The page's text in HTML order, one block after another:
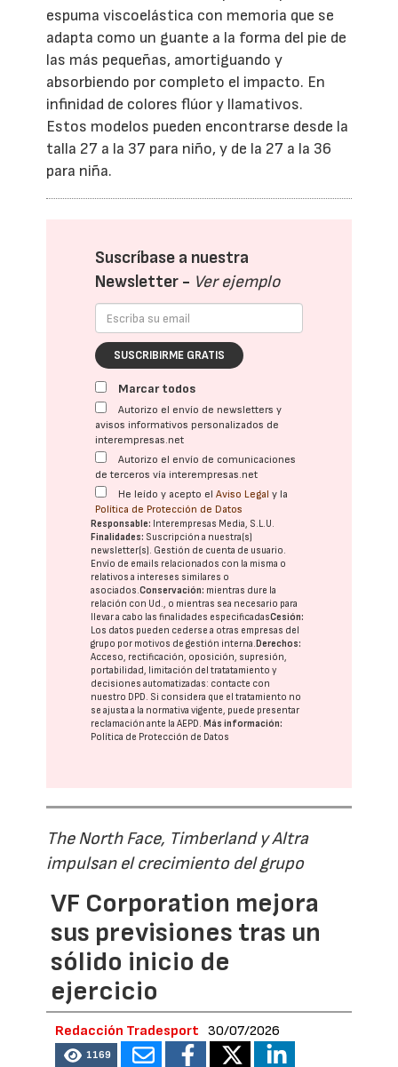
espuma viscoelástica con memoria que se
adapta como un guante a la forma del pie de
las más pequeñas, amortiguando y
absorbiendo por completo el impacto. En
infinidad de colores flúor y llamativos.
Estos modelos pueden encontrarse desde la
talla 27 a la 37 para niño, y de la 27 a la 36
para niña.
Suscríbase a nuestra
Newsletter - Ver ejemplo
SUSCRIBIRME GRATIS
Marcar todos
Autorizo el envío de newsletters y
avisos informativos personalizados de
interempresas.net
Autorizo el envío de comunicaciones
de terceros vía interempresas.net
He leído y acepto elAviso Legal y la
Política de Protección de Datos
Responsable: Interempresas Media, S.L.U.
Finalidades: Suscripción a nuestra(s)
newsletter(s). Gestión de cuenta de usuario.
Envío de emails relacionados con la misma o
relativos a intereses similares o
asociados.Conservación: mientras dure la
relación con Ud., o mientras sea necesario para
llevar a cabo las finalidades especificadasCesión:
Los datos pueden cederse a otras empresas del
grupo por motivos de gestión interna. Derechos:
Acceso, rectificación, oposición, supresión,
portabilidad, limitación del tratatamiento y
decisiones automatizadas: contacte con
nuestro DPD. Si considera que el tratamiento no
se ajusta a la normativa vigente, puede presentar
reclamación ante laAEPD. Más información:
Política de Protección de Datos
The North Face, Timberland y Altra
impulsan el crecimiento del grupo
VF Corporation mejora
sus previsiones tras un
sólido inicio de
ejercicio
Redacción Tradesport 30/07/2026
1169